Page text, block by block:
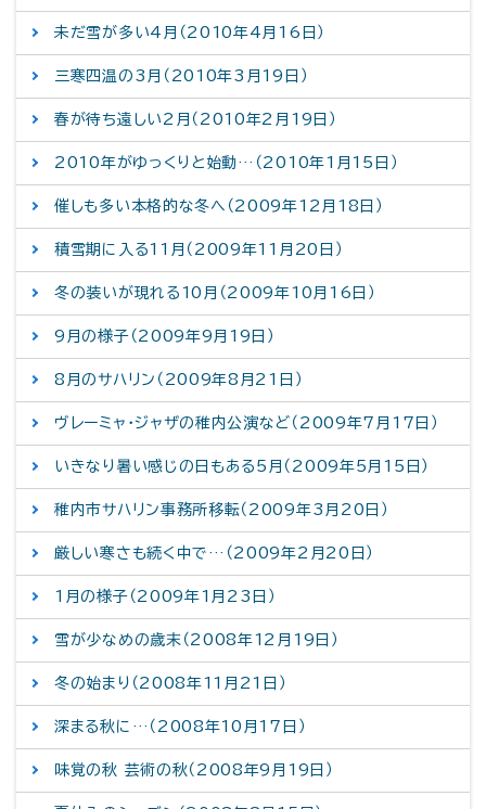
未だ雪が多い4月（2010年4月16日）
三寒四温の3月（2010年3月19日）
春が待ち遠しい2月（2010年2月19日）
2010年がゆっくりと始動…（2010年1月15日）
催しも多い本格的な冬へ（2009年12月18日）
積雪期に入る11月（2009年11月20日）
冬の装いが現れる10月（2009年10月16日）
9月の様子（2009年9月19日）
8月のサハリン（2009年8月21日）
ヴレーミャ・ジャザの稚内公演など（2009年7月17日）
いきなり暑い感じの日もある5月（2009年5月15日）
稚内市サハリン事務所移転（2009年3月20日）
厳しい寒さも続く中で…（2009年2月20日）
1月の様子（2009年1月23日）
雪が少なめの歳末（2008年12月19日）
冬の始まり（2008年11月21日）
深まる秋に…（2008年10月17日）
味覚の秋 芸術の秋（2008年9月19日）